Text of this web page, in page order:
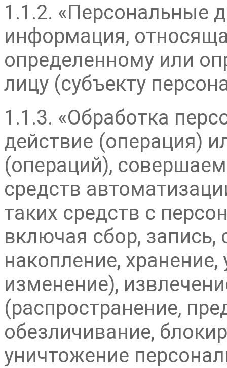
1.1.2. «Персональные
информация,
определенному или
лицу (субъекту
1.1.3. «Обработка
действие (операция)
(операций),
средств
таких средств с
включая сбор, запись,
накопление,
изменение),
(распространение,
обезличивание,
уничтожение